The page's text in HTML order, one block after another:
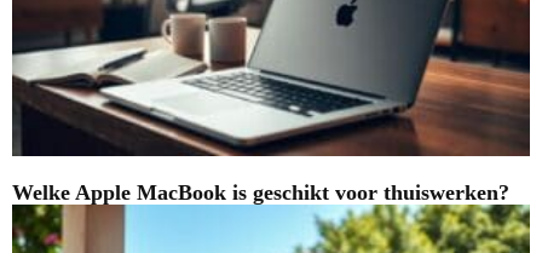
Welke Apple MacBook is geschikt voor thuiswerken?